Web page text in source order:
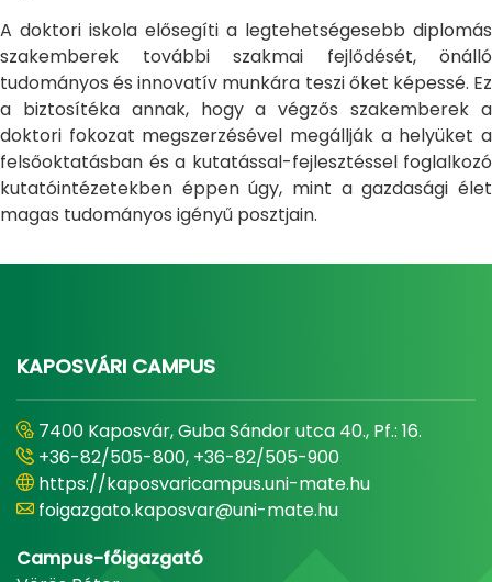
A doktori iskola elősegíti a legtehetségesebb diplomás
szakemberek további szakmai fejlődését, önálló
tudományos és innovatív munkára teszi őket képessé. Ez
a biztosítéka annak, hogy a végzős szakemberek a
doktori fokozat megszerzésével megállják a helyüket a
felsőoktatásban és a kutatással-fejlesztéssel foglalkozó
kutatóintézetekben éppen úgy, mint a gazdasági élet
magas tudományos igényű posztjain.
KAPOSVÁRI CAMPUS
7400 Kaposvár, Guba Sándor utca 40., Pf.: 16.
+36-82/505-800, +36-82/505-900
https://kaposvaricampus.uni-mate.hu
foigazgato.kaposvar@uni-mate.hu
Campus-főigazgató